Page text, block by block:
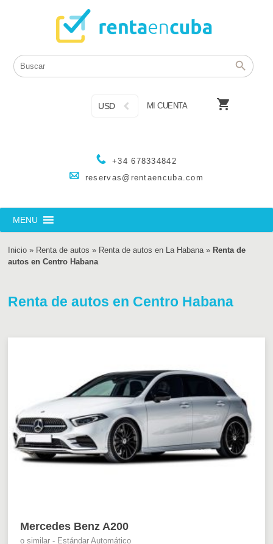
+34 678334842
reservas@rentaencuba.com
USD MI CUENTA 
MENU
Inicio » Renta de autos » Renta de autos en La Habana » Renta de
autos en Centro Habana
Renta de autos en Centro Habana
Mercedes Benz A200
o similar - Estándar Automático